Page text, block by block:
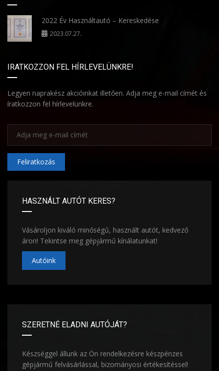
2022 Év Használtautó – Kereskedése
2023.07.27.
IRATKOZZON FEL HÍRLEVELÜNKRE!
Legyen naprakész akcióinkat illetően. Adja meg e-mail címét és
íratkozzon fel hírlevelünkre.
Feliratkozás
HASZNÁLT AUTÓT KERES?
Vásároljon kiváló minőségű, használt autót, kedvező
áron! Tekintse meg gépjármű kínálatunkat!
Autóink
SZERETNÉ ELADNI AUTÓJÁT?
Készséggel állunk az Ön rendelkezésre készpénzes
gépjármű felvásárlással, bizományosi értékesítéssel!